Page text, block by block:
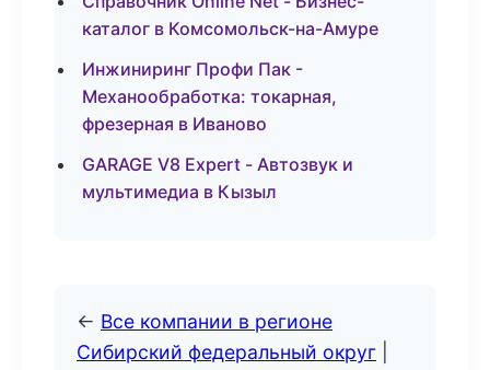
каталог в Комсомольск-на-Амуре
Инжиниринг Профи Пак -
Механообработка: токарная,
фрезерная в Иваново
GARAGE V8 Expert - Автозвук и
мультимедиа в Кызыл
← Все компании в регионе
Сибирский федеральный округ